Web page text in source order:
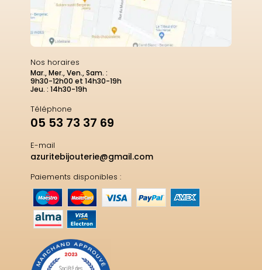
Nos horaires
Mar., Mer., Ven., Sam. :
9h30-12h00 et 14h30-19h
Jeu. : 14h30-19h
Téléphone
05 53 73 37 69
E-mail
azuritebijouterie@gmail.com
Paiements disponibles :